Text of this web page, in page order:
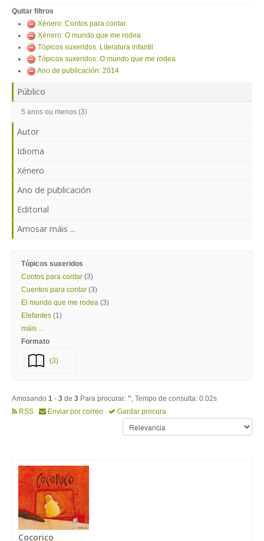
Quitar filtros
Xénero: Contos para contar
Xénero: O mundo que me rodea
Tópicos suxeridos: Literatura infantil
Tópicos suxeridos: O mundo que me rodea
Ano de publicación: 2014
Público
5 anos ou menos (3)
Autor
Idioma
Xénero
Ano de publicación
Editorial
Amosar máis ...
Tópicos suxeridos
Contos para contar (3)
Cuentos para contar (3)
El mundo que me rodea (3)
Elefantes (1)
máis ...
Formato
(3)
Amosando 1 - 3 de 3 Para procurar: '', Tempo de consulta: 0.02s
RSS
Enviar por correo Gardar procura
Cocorico